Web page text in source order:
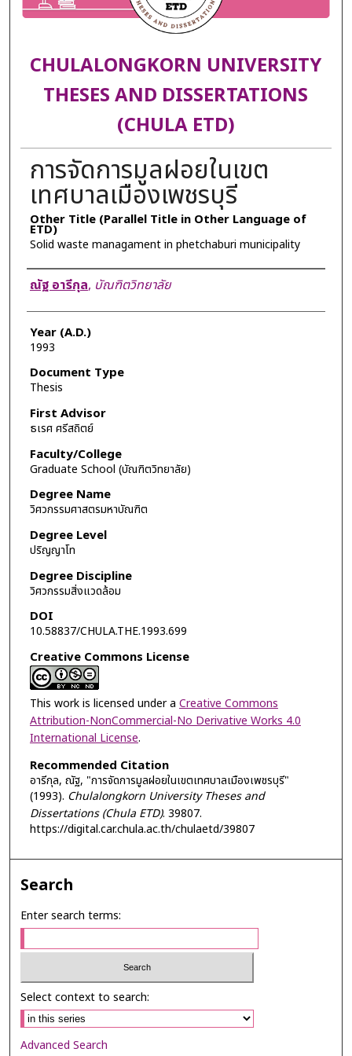
CHULALONGKORN UNIVERSITY
THESES AND DISSERTATIONS
(CHULA ETD)
การจัดการมูลฝอยในเขต
เทศบาลเมืองเพชรบุรี
Other Title (Parallel Title in Other Language of
ETD)
Solid waste managament in phetchaburi municipality
Author
ณัฐ อารีกุล, บัณฑิตวิทยาลัย
Year (A.D.)
1993
Document Type
Thesis
First Advisor
ธเรศ ศรีสถิตย์
Faculty/College
Graduate School (บัณฑิตวิทยาลัย)
Degree Name
วิศวกรรมศาสตรมหาบัณฑิต
Degree Level
ปริญญาโท
Degree Discipline
วิศวกรรมสิ่งแวดล้อม
DOI
10.58837/CHULA.THE.1993.699
Creative Commons License
This work is licensed under a Creative Commons
Attribution-NonCommercial-No Derivative Works 4.0
International License.
Recommended Citation
อารีกุล, ณัฐ, "การจัดการมูลฝอยในเขตเทศบาลเมืองเพชรบุรี"
(1993). Chulalongkorn University Theses and
Dissertations (Chula ETD). 39807.
https://digital.car.chula.ac.th/chulaetd/39807
Search
Enter search terms:
Select context to search:
Advanced Search